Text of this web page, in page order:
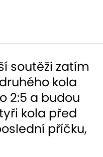
soutěži zatím
kola
2:5 a budou
kola před
příčku,